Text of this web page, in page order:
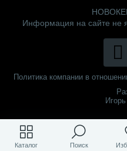
Каталог Поиск
Информация на сайте не
Политика компании в